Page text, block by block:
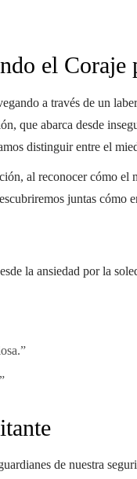
el Coraje
a través de un
que abarca desde
distinguir entre el
al reconocer cómo el
juntas cómo
la ansiedad por la
de nuestra